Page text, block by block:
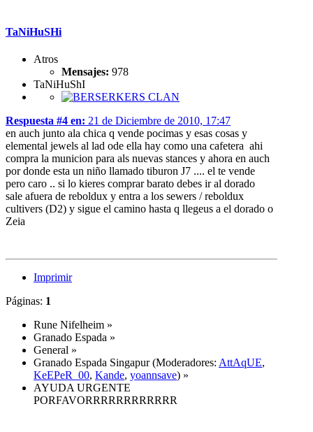
TaNiHuSHi
Atros
Mensajes: 978
TaNiHuShI
Respuesta #4 en: 21 de Diciembre de 2010, 17:47
en auch junto ala chica q vende pocimas y esas cosas y
elemental jewels al lad ode ella hay como una cafetera ahi
compra la municion para als nuevas stances y ahora en auch
por donde esta un niño llamado tiburon J7 .... el te vende
pero caro .. si lo kieres comprar barato debes ir al dorado
sale afuera de reboldux y entra a los sewers / reboldux
cultivers (D2) y sigue el camino hasta q llegeus a el dorado o
Zeia
Imprimir
Páginas: 1
Rune Nifelheim »
Granado Espada »
General »
Granado Espada Singapur(Moderadores: AttAqUE,
KeEPeR_00, Kande, yoannsave) »
AYUDA URGENTE
PORFAVORRRRRRRRRRRR